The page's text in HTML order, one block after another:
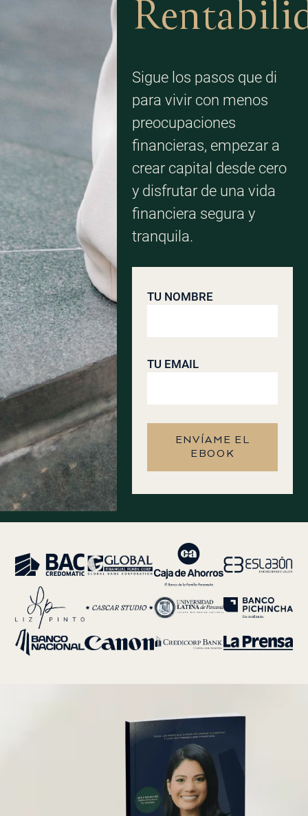
Sigue los pasos que di
para vivir con menos
preocupaciones
financieras, empezar a
crear capital desde cero
y disfrutar de una vida
financiera segura y
tranquila.
TU NOMBRE
TU EMAIL
ENVÍAME EL
EBOOK